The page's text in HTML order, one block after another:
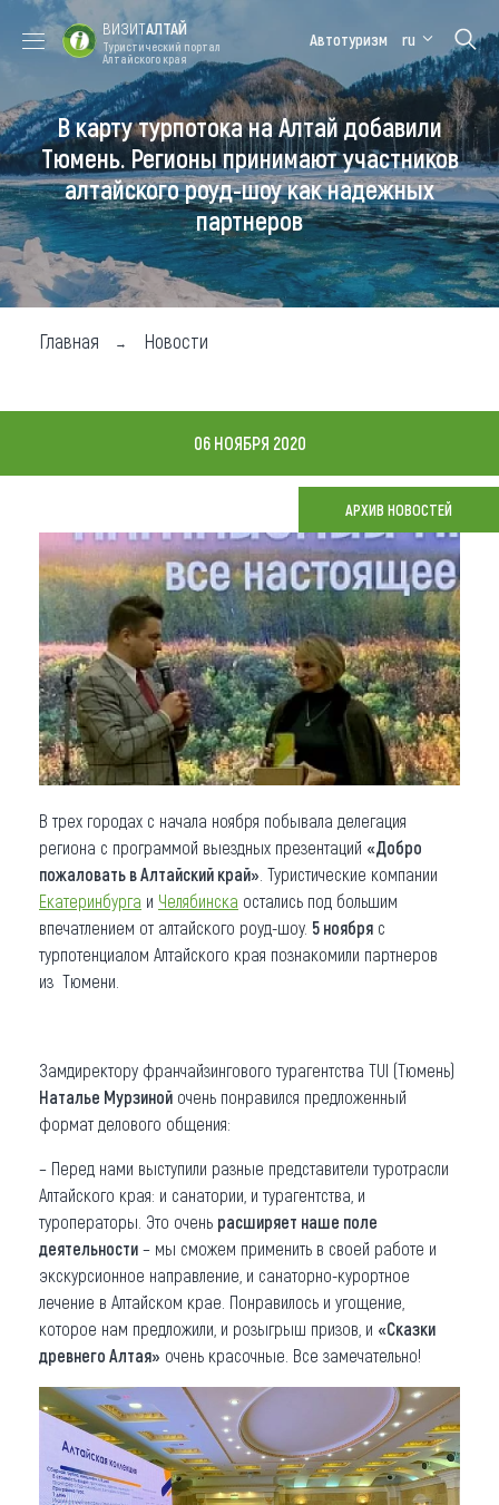
Форум VISIT
ALTAI
Цветение
маральника
Медицинский
форум
Алтайская
зимовка
Туры
Где побывать
Чем заняться
Где остановиться
Что привезти (сувениры)
О регионе
Коллекция впечатлений
Другие рубрики
ВИЗИТАЛТАЙ
Туристический портал
Алтайского края
Автотуризм ru
В карту турпотока на Алтай добавили
Тюмень. Регионы принимают участников
алтайского роуд-шоу как надежных
партнеров
Главная Новости
06 НОЯБРЯ 2020
АРХИВ НОВОСТЕЙ
В трех городах с начала ноября побывала делегация
региона с программой выездных презентаций «Добро
пожаловать в Алтайский край» . Туристические компании
Екатеринбурга и Челябинска остались под большим
впечатлением от алтайского роуд-шоу. 5 ноября с
турпотенциалом Алтайского края познакомили партнеров
из Тюмени.
Замдиректору франчайзингового турагентства TUI (Тюмень)
Наталье Мурзиной очень понравился предложенный
формат делового общения:
– Перед нами выступили разные представители туротрасли
Алтайского края: и санатории, и турагентства, и
туроператоры. Это очень расширяет наше поле
деятельности – мы сможем применить в своей работе и
экскурсионное направление, и санаторно-курортное
лечение в Алтайском крае. Понравилось и угощение,
которое нам предложили, и розыгрыш призов, и «Сказки
древнего Алтая» очень красочные. Все замечательно!